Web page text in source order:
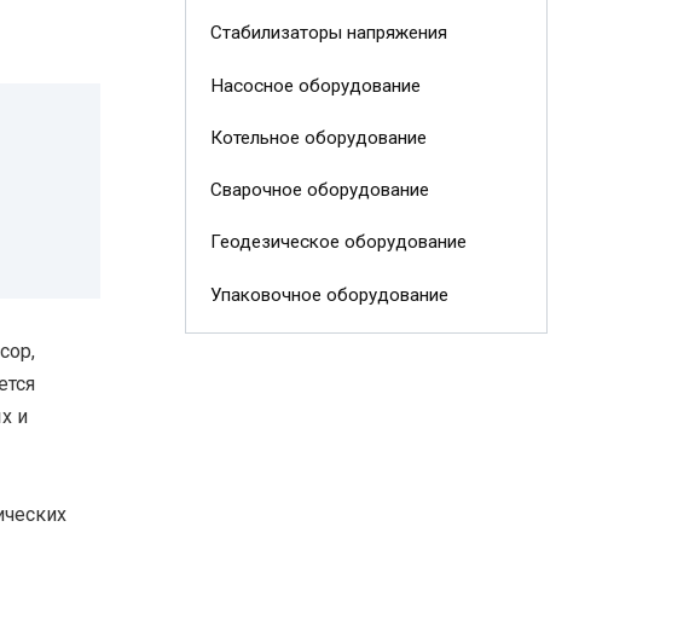
и
Стабилизаторы напряжения
Насосное оборудование
Котельное оборудование
Сварочное оборудование
Геодезическое оборудование
Упаковочное оборудование